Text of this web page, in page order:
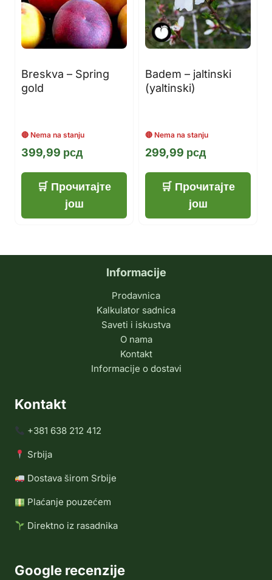
Breskva – Spring
gold
399,99 рсд
Прочитајте
још
Badem – jaltinski
(yaltinski)
299,99 рсд
Прочитајте
још
Informacije
Prodavnica
Kalkulator sadnica
Saveti i iskustva
O nama
Kontakt
Informacije o dostavi
Kontakt
+381 638 212 412
Srbija
Dostava širom Srbije
Plaćanje pouzećem
Direktno iz rasadnika
Google recenzije